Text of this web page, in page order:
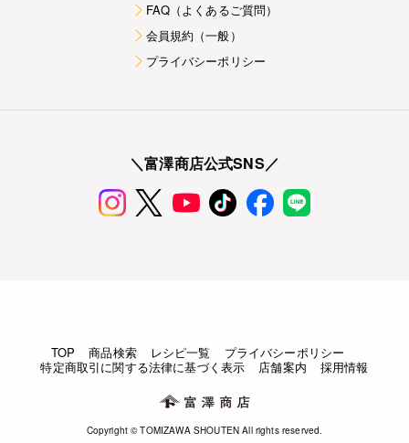
FAQ（よくあるご質問）
会員規約（一般）
プライバシーポリシー
＼富澤商店公式SNS／
TOP 商品検索 レシピ一覧
プライバシーポリシー
特定商取引に関する法律に基づく表示
店舗案内 採用情報
Copyright © TOMIZAWA SHOUTEN All rights reserved.